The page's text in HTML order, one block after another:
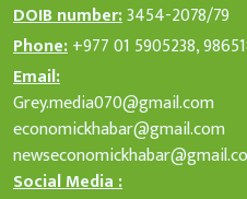
DOIB number:3454-2078/79
Phone:+977 01 5905238,
Email:
Grey.media070@gmail.com
economickhabar@gmail.com
Social Media :